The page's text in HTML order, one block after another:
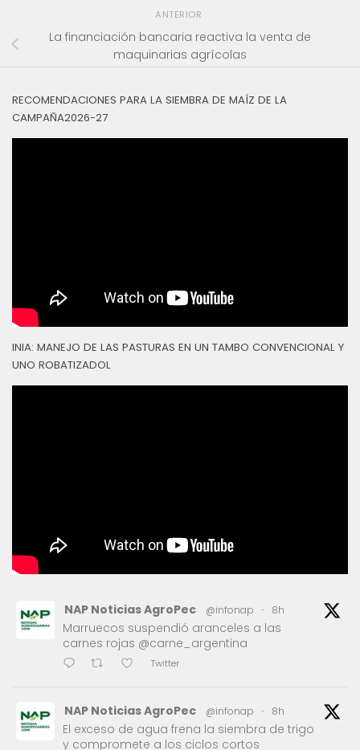
ANTERIOR
La financiación bancaria reactiva la venta de
maquinarias agrícolas
RECOMENDACIONES PARA LA SIEMBRA DE MAÍZ DE LA
CAMPAÑA2026-27
INIA: MANEJO DE LAS PASTURAS EN UN TAMBO CONVENCIONAL Y
UNO ROBATIZADOL
NAP Noticias AgroPec @infonap · 8h
Marruecos suspendió aranceles a las
carnes rojas @carne_argentina
Twitter
NAP Noticias AgroPec @infonap · 8h
El exceso de agua frena la siembra de trigo
y compromete a los ciclos cortos